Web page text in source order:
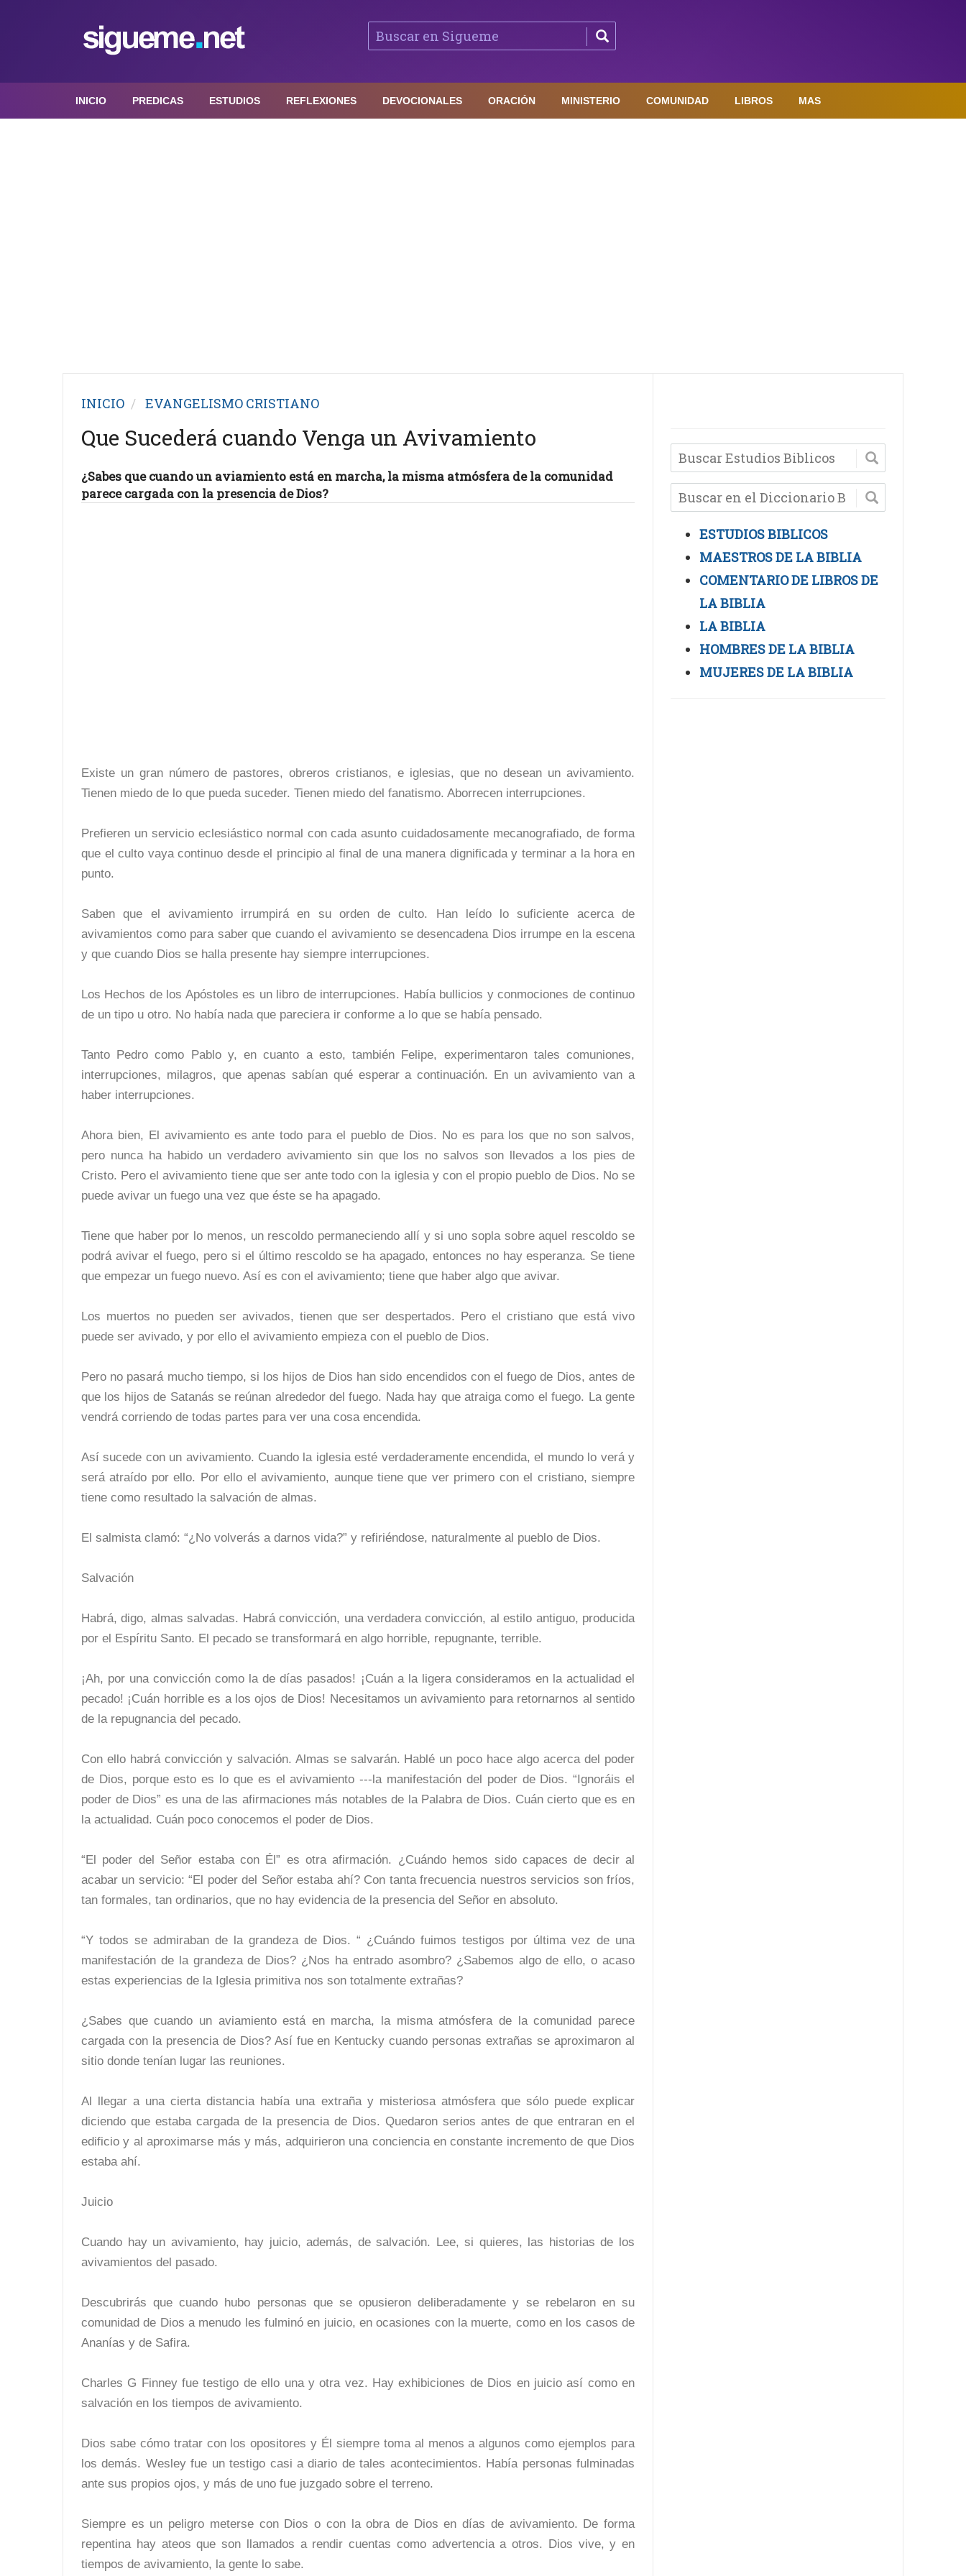
INICIO PREDICAS ESTUDIOS REFLEXIONES DEVOCIONALES ORACIÓN MINISTERIO COMUNIDAD LIBROS MAS
INICIO EVANGELISMO CRISTIANO
Que Sucederá cuando Venga un Avivamiento
¿Sabes que cuando un aviamiento está en marcha, la misma atmósfera de la comunidad
parece cargada con la presencia de Dios?
Existe un gran número de pastores, obreros cristianos, e iglesias, que no desean un avivamiento.
Tienen miedo de lo que pueda suceder. Tienen miedo del fanatismo. Aborrecen interrupciones.
Prefieren un servicio eclesiástico normal con cada asunto cuidadosamente mecanografiado, de forma
que el culto vaya continuo desde el principio al final de una manera dignificada y terminar a la hora en
punto.
Saben que el avivamiento irrumpirá en su orden de culto. Han leído lo suficiente acerca de
avivamientos como para saber que cuando el avivamiento se desencadena Dios irrumpe en la escena
y que cuando Dios se halla presente hay siempre interrupciones.
Los Hechos de los Apóstoles es un libro de interrupciones. Había bullicios y conmociones de continuo
de un tipo u otro. No había nada que pareciera ir conforme a lo que se había pensado.
Tanto Pedro como Pablo y, en cuanto a esto, también Felipe, experimentaron tales comuniones,
interrupciones, milagros, que apenas sabían qué esperar a continuación. En un avivamiento van a
haber interrupciones.
Ahora bien, El avivamiento es ante todo para el pueblo de Dios. No es para los que no son salvos,
pero nunca ha habido un verdadero avivamiento sin que los no salvos son llevados a los pies de
Cristo. Pero el avivamiento tiene que ser ante todo con la iglesia y con el propio pueblo de Dios. No se
puede avivar un fuego una vez que éste se ha apagado.
Tiene que haber por lo menos, un rescoldo permaneciendo allí y si uno sopla sobre aquel rescoldo se
podrá avivar el fuego, pero si el último rescoldo se ha apagado, entonces no hay esperanza. Se tiene
que empezar un fuego nuevo. Así es con el avivamiento; tiene que haber algo que avivar.
Los muertos no pueden ser avivados, tienen que ser despertados. Pero el cristiano que está vivo
puede ser avivado, y por ello el avivamiento empieza con el pueblo de Dios.
Pero no pasará mucho tiempo, si los hijos de Dios han sido encendidos con el fuego de Dios, antes de
que los hijos de Satanás se reúnan alrededor del fuego. Nada hay que atraiga como el fuego. La gente
vendrá corriendo de todas partes para ver una cosa encendida.
Así sucede con un avivamiento. Cuando la iglesia esté verdaderamente encendida, el mundo lo verá y
será atraído por ello. Por ello el avivamiento, aunque tiene que ver primero con el cristiano, siempre
tiene como resultado la salvación de almas.
El salmista clamó: “¿No volverás a darnos vida?” y refiriéndose, naturalmente al pueblo de Dios.
Salvación
Habrá, digo, almas salvadas. Habrá convicción, una verdadera convicción, al estilo antiguo, producida
por el Espíritu Santo. El pecado se transformará en algo horrible, repugnante, terrible.
¡Ah, por una convicción como la de días pasados! ¡Cuán a la ligera consideramos en la actualidad el
pecado! ¡Cuán horrible es a los ojos de Dios! Necesitamos un avivamiento para retornarnos al sentido
de la repugnancia del pecado.
Con ello habrá convicción y salvación. Almas se salvarán. Hablé un poco hace algo acerca del poder
de Dios, porque esto es lo que es el avivamiento ---la manifestación del poder de Dios. “Ignoráis el
poder de Dios” es una de las afirmaciones más notables de la Palabra de Dios. Cuán cierto que es en
la actualidad. Cuán poco conocemos el poder de Dios.
“El poder del Señor estaba con Él” es otra afirmación. ¿Cuándo hemos sido capaces de decir al
acabar un servicio: “El poder del Señor estaba ahí? Con tanta frecuencia nuestros servicios son fríos,
tan formales, tan ordinarios, que no hay evidencia de la presencia del Señor en absoluto.
“Y todos se admiraban de la grandeza de Dios. “ ¿Cuándo fuimos testigos por última vez de una
manifestación de la grandeza de Dios? ¿Nos ha entrado asombro? ¿Sabemos algo de ello, o acaso
estas experiencias de la Iglesia primitiva nos son totalmente extrañas?
¿Sabes que cuando un aviamiento está en marcha, la misma atmósfera de la comunidad parece
cargada con la presencia de Dios? Así fue en Kentucky cuando personas extrañas se aproximaron al
sitio donde tenían lugar las reuniones.
Al llegar a una cierta distancia había una extraña y misteriosa atmósfera que sólo puede explicar
diciendo que estaba cargada de la presencia de Dios. Quedaron serios antes de que entraran en el
edificio y al aproximarse más y más, adquirieron una conciencia en constante incremento de que Dios
estaba ahí.
Juicio
Cuando hay un avivamiento, hay juicio, además, de salvación. Lee, si quieres, las historias de los
avivamientos del pasado.
Descubrirás que cuando hubo personas que se opusieron deliberadamente y se rebelaron en su
comunidad de Dios a menudo les fulminó en juicio, en ocasiones con la muerte, como en los casos de
Ananías y de Safira.
Charles G Finney fue testigo de ello una y otra vez. Hay exhibiciones de Dios en juicio así como en
salvación en los tiempos de avivamiento.
Dios sabe cómo tratar con los opositores y Él siempre toma al menos a algunos como ejemplos para
los demás. Wesley fue un testigo casi a diario de tales acontecimientos. Había personas fulminadas
ante sus propios ojos, y más de uno fue juzgado sobre el terreno.
Siempre es un peligro meterse con Dios o con la obra de Dios en días de avivamiento. De forma
repentina hay ateos que son llamados a rendir cuentas como advertencia a otros. Dios vive, y en
tiempos de avivamiento, la gente lo sabe.
ESTUDIOS BIBLICOS
MAESTROS DE LA BIBLIA
COMENTARIO DE LIBROS DE
LA BIBLIA
LA BIBLIA
HOMBRES DE LA BIBLIA
MUJERES DE LA BIBLIA